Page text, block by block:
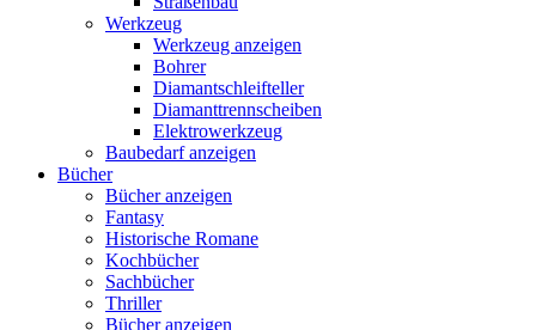
Werkzeug
Werkzeug anzeigen
Bohrer
Diamantschleifteller
Diamanttrennscheiben
Elektrowerkzeug
Baubedarf anzeigen
Bücher
Bücher anzeigen
Fantasy
Historische Romane
Kochbücher
Sachbücher
Thriller
Bücher anzeigen